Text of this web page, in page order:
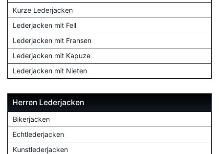
Kurze Lederjacken
Lederjacken mit Fell
Lederjacken mit Fransen
Lederjacken mit Kapuze
Lederjacken mit Nieten
Herren Lederjacken
Bikerjacken
Echtlederjacken
Kunstlederjacken